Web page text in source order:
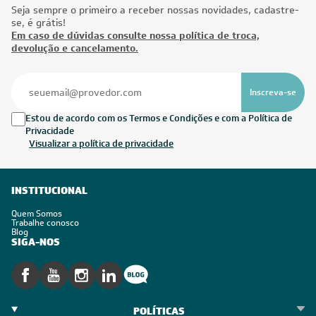
Seja sempre o primeiro a receber nossas novidades, cadastre-
se, é grátis!
Em caso de dúvidas consulte nossa política de troca,
devolução e cancelamento.
Inscreva-se
Estou de acordo com os Termos e Condições e com a Política de
Privacidade
Visualizar a política de privacidade
INSTITUCIONAL
Quem Somos
Trabalhe conosco
Blog
SIGA-NOS
POLÍTICAS